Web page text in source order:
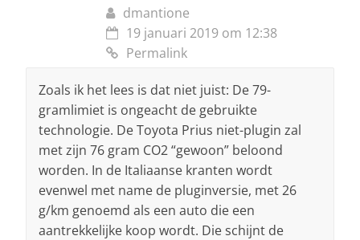
dmantione
19 januari 2019 om 12:38
Permalink
Zoals ik het lees is dat niet juist: De 79-
gramlimiet is ongeacht de gebruikte
technologie. De Toyota Prius niet-plugin zal
met zijn 76 gram CO2 “gewoon” beloond
worden. In de Italiaanse kranten wordt
evenwel met name de pluginversie, met 26
g/km genoemd als een auto die een
aantrekkelijke koop wordt. Die schijnt de